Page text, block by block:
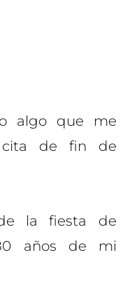
algo que me
de fin de
la fiesta de
años de mi